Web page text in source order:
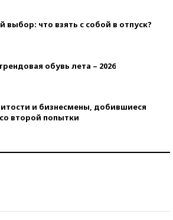
выбор: что взять с собой в отпуск?
обувь лета – 2026
и бизнесмены, добившиеся
второй попытки